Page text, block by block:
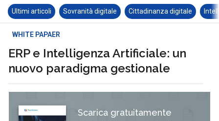
Ultimi articoli Sovranità digitale Cittadinanza digitale
WHITE PAPAER
ERP e Intelligenza Artificiale: un
nuovo paradigma gestionale
Scarica gratuitamente